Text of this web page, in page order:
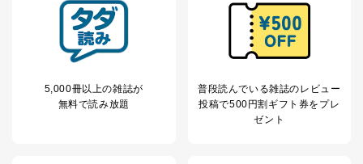
の個人情報
その他当社のプライバシーポリシ
ー等にて公表する利用目的達成の
※上記の利用目的のうちNo.1～5については保有個人デ
ータ（開示対象個人情報）の利用目的であり、下記4.の
開示等のご請求に対応させていただきます。
なお、6、7については、パートナー（提携企業）様又は
各SNS運営会社様にご請求いただきますようお願い致し
5,000冊以上の雑誌が
無料で読み放題
普段読んでいる雑誌のレビュー
投稿で500円割ギフト券をプレ
ゼント